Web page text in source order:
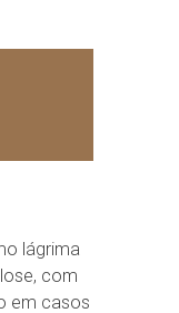
lágrima
com
em casos